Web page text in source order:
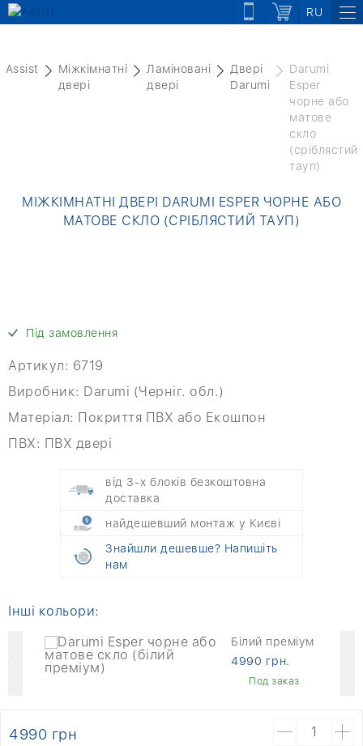
RU
Assist
Міжкімнатні
двері
Ламіновані
двері
Двері
Darumi
Darumi
Esper
чорне або
матове
скло
(сріблястий
тауп)
МІЖКІМНАТНІ ДВЕРІ DARUMI ESPER ЧОРНЕ АБО
МАТОВЕ СКЛО (СРІБЛЯСТИЙ ТАУП)
Під замовлення
Артикул: 6719
Виробник: Darumi (Черніг. обл.)
Матеріал: Покриття ПВХ або Екошпон
ПВХ: ПВХ двері
від 3-х блоків безкоштовна
доставка
найдешевший монтаж у Києві
Знайшли дешевше? Напишіть
нам
Інші кольори:
Білий преміум
4990 грн.
Под заказ
4990 грн